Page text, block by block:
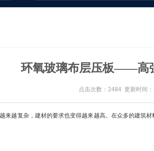
环氧玻璃布层压板——高
点击次数：2484 更新时间
越复杂，建材的要求也变得越来越高。在众多的建筑材